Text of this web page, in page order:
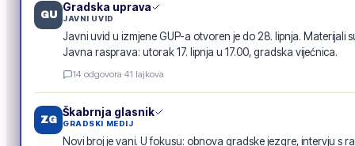
GU
Gradska uprava
JAVNI UVID
Javni uvid u izmjene GUP-a otvoren je do 28. lipnja. Materijali
Javna rasprava: utorak 17. lipnja u 17.00, gradska vijećnica.
14 odgovora·41 lajkova
ZG
Škabrnja glasnik
GRADSKI MEDIJ
Novi broj je vani. U fokusu: obnova gradske jezgre, intervju s